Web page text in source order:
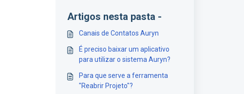
Artigos nesta pasta -
Canais de Contatos Auryn
É preciso baixar um aplicativo
para utilizar o sistema Auryn?
Para que serve a ferramenta
"Reabrir Projeto"?